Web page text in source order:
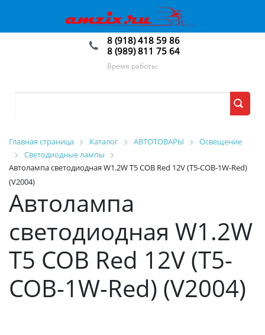
8 (918) 418 59 86
8 (989) 811 75 64
Время работы:
Главная страница Каталог АВТОТОВАРЫ
Освещение
Светодиодные лампы
Автолампа светодиодная W1.2W Т5 COB Red 12V (T5-COB-1W-Red)
(V2004)
Автолампа
светодиодная W1.2W
Т5 COB Red 12V (T5-
COB-1W-Red) (V2004)